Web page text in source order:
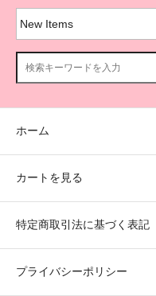
ホーム
カートを見る
特定商取引法に基づく表記
プライバシーポリシー